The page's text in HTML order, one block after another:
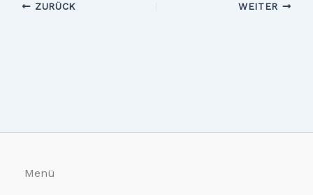
ZURÜCK WEITER
Menü